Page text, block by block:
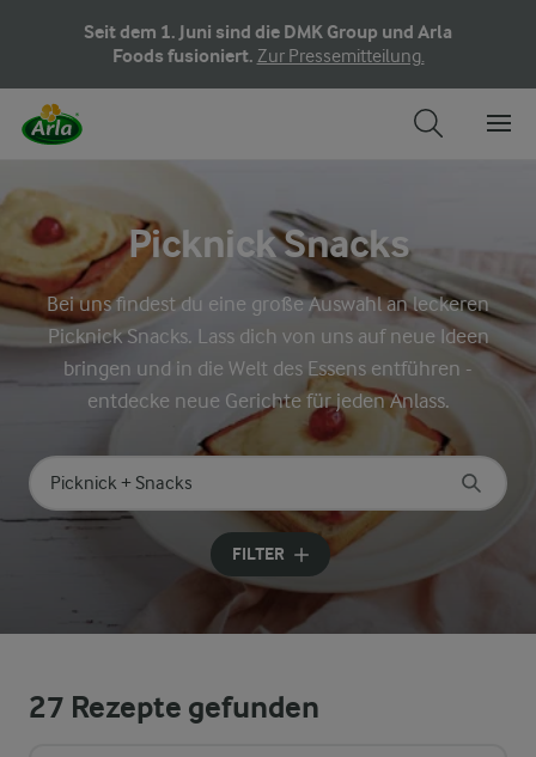
Seit dem 1. Juni sind die DMK Group und Arla
Foods fusioniert. Zur Pressemitteilung.
Picknick Snacks
Bei uns findest du eine große Auswahl an leckeren
Picknick Snacks. Lass dich von uns auf neue Ideen
bringen und in die Welt des Essens entführen -
entdecke neue Gerichte für jeden Anlass.
Nach Kategorie suchen
Geben Sie Suchbegriffe ein
FILTER
27 Rezepte gefunden